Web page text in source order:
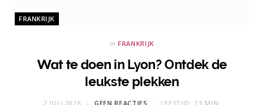
FRANKRIJK
in FRANKRIJK
Wat te doen in Lyon? Ontdek de
leukste plekken
2 JULI 2026 GEEN REACTIES LEESTIJD: 13 MIN.